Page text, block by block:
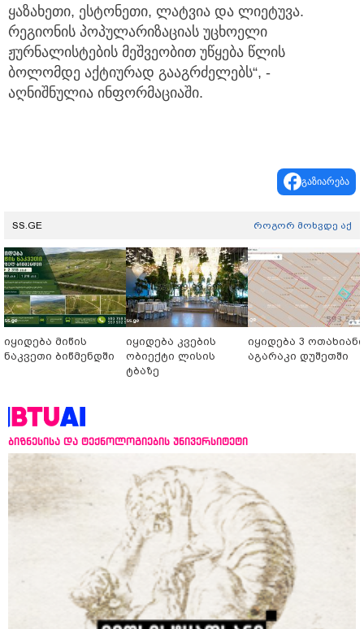
ყაზახეთი, ესტონეთი, ლატვია და ლიეტუვა.
რეგიონის პოპულარიზაციას უცხოელი
ჟურნალისტების მეშვეობით უწყება წლის
ბოლომდე აქტიურად გააგრძელებს“, -
აღნიშნულია ინფორმაციაში.
გაზიარება
SS.GE როგორ მოხვდე აქ
იყიდება მიწის
ნაკვეთი ბიწმენდში
იყიდება კვების
ობიექტი ლისის
ტბაზე
იყიდება 3 ოთახიანი
აგარაკი დუშეთში
ბიზნესისა და ტექნოლოგიების უნივერსიტეტი